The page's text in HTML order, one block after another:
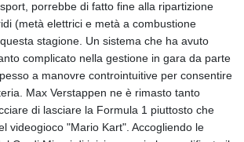
porrebbe di fatto fine alla ripartizione
(metà elettrici e metà a combustione
stagione. Un sistema che ha avuto
complicato nella gestione in gara da parte
a manovre controintuitive per consentire
Max Verstappen ne è rimasto tanto
di lasciare la Formula 1 piuttosto che
videogioco "Mario Kart". Accogliendo le